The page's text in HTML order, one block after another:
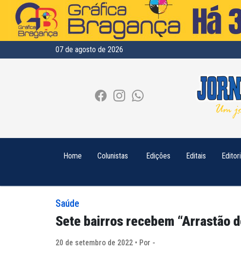
07 de agosto de 2026
Home Colunistas Edições Editais
Saúde
Sete bairros recebem “Arrastão
20 de setembro de 2022 • Por -